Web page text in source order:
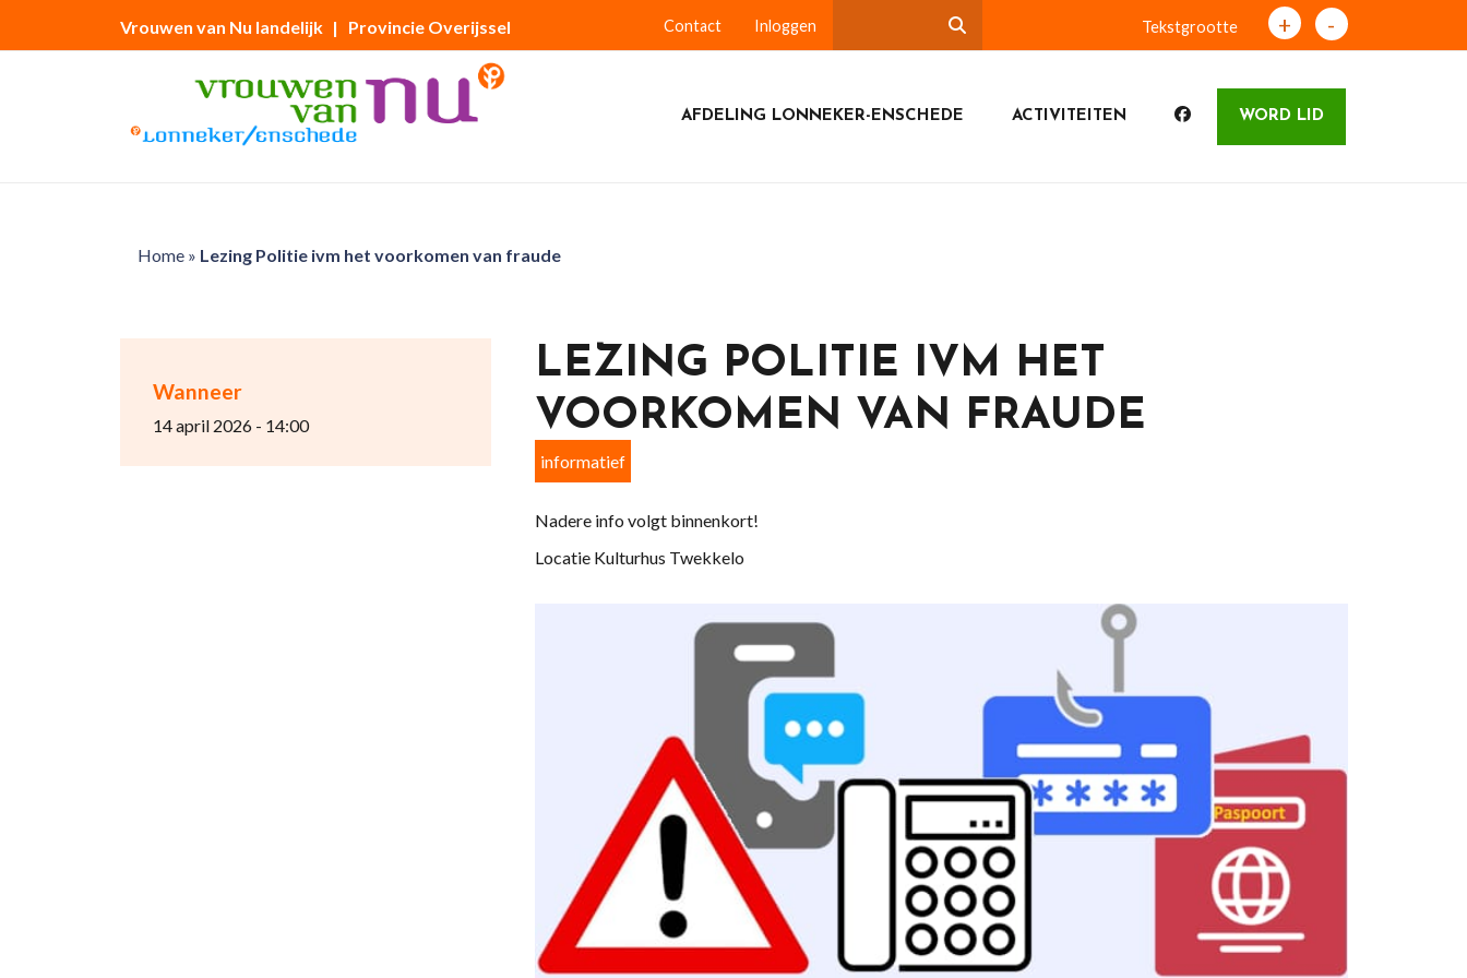
Vrouwen van Nu landelijk | Provincie Overijssel Contact Inloggen Tekstgrootte + -
AFDELING LONNEKER-ENSCHEDE ACTIVITEITEN WORD LID
Home» Lezing Politie ivm het voorkomen van fraude
Wanneer
14 april 2026 - 14:00
LEZING POLITIE IVM HET
VOORKOMEN VAN FRAUDE
informatief
Nadere info volgt binnenkort!
Locatie Kulturhus Twekkelo